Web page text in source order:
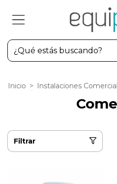
Inicio > Instalaciones
Filtrar